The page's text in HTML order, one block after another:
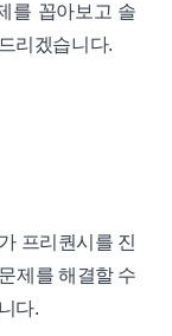
를 꼽아보고 솔
리겠습니다.
프리퀀시를 진
제를 해결할 수
다.